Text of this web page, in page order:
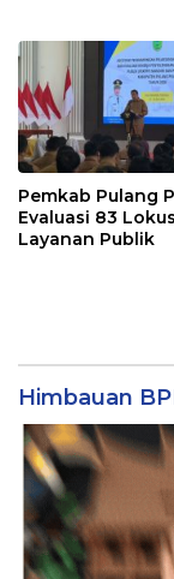
Pemkab Pulang
Evaluasi 83 Lokus
Layanan Publik
Himbauan